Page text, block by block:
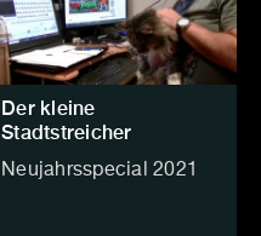
Der kleine
Stadtstreicher
Neujahrsspecial 2021